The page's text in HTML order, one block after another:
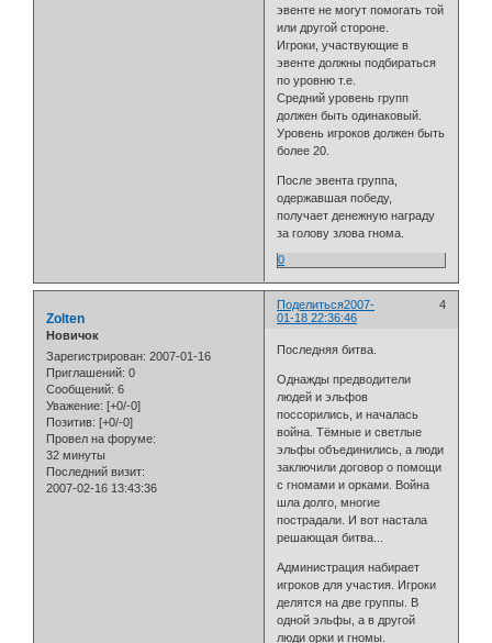
эвенте не могут помогать той
или другой стороне.
Игроки, участвующие в
эвенте должны подбираться
по уровню т.е.
Средний уровень групп
должен быть одинаковый.
Уровень игроков должен быть
более 20.
После эвента группа,
одержавшая победу,
получает денежную награду
за голову злова гнома.
0
Поделиться 4
2007-
01-18 22:36:46
Zolten
Новичок
Зарегистрирован: 2007-01-16
Приглашений: 0
Сообщений: 6
Уважение: [+0/-0]
Позитив: [+0/-0]
Провел на форуме:
32 минуты
Последний визит:
2007-02-16 13:43:36
Последняя битва.
Однажды предводители
людей и эльфов
поссорились, и началась
война. Тёмные и светлые
эльфы объединились, а люди
заключили договор о помощи
с гномами и орками. Война
шла долго, многие
пострадали. И вот настала
решающая битва...
Администрация набирает
игроков для участия. Игроки
делятся на две группы. В
одной эльфы, а в другой
люди орки и гномы.